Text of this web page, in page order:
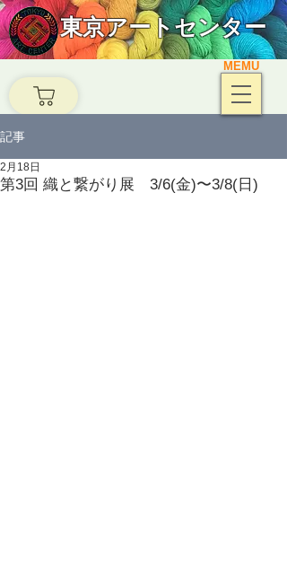
東京アートセンター
MEMU
記事
第3回 織と繋がり展 3/6(金)〜3/8(日)
2月18日